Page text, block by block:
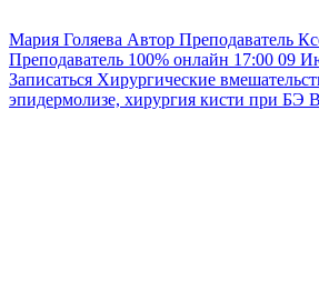
Мария Голяева Автор Преподаватель
Преподаватель 100% онлайн 17:00 09
Записаться Хирургические
эпидермолизе, хирургия кисти при БЭ